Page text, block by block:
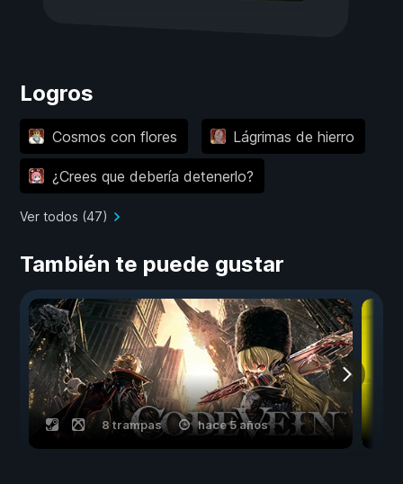
Logros
Cosmos con flores Lágrimas de hierro
¿Crees que debería detenerlo?
Ver todos (47)
También te puede gustar
8 trampas hace 5 años